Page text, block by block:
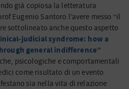
già copiosa la letteratura
Eugenio Santoro l’avere messo “il
sottolineato anche questo aspetto
judicial syndrome: how a
general indifference”
psicologiche e comportamentali
come risultato di un evento
sia nella vita di relazione